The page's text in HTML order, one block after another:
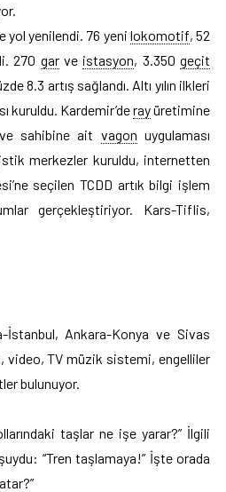
yol yenilendi. 76 yeni lokomotif, 52
270 garve istasyon, 3.350geçit
8.3 artış sağlandı. Altı yılın ilkleri
kuruldu. Kardemir’derayüretimine
sahibine ait vagon uygulaması
merkezler kuruldu, internetten
seçilen TCDD artık bilgi işlem
gerçekleştiriyor. Kars-Tiflis,
İstanbul, Ankara-Konya ve Sivas
video, TV müzik sistemi, engelliler
bulunuyor.
taşlar ne işe yarar?” İlgili
“Tren taşlamaya!” İşte orada